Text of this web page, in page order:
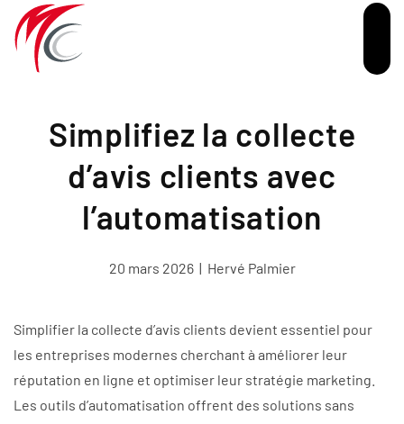
Passer au contenu principal
Simplifiez la collecte
d’avis clients avec
l’automatisation
20 mars 2026| Hervé Palmier
Simplifier la collecte d’avis clients devient essentiel pour
les entreprises modernes cherchant à améliorer leur
réputation en ligne et optimiser leur stratégie marketing.
Les outils d’automatisation offrent des solutions sans